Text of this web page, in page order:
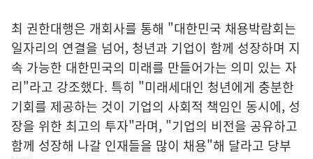
최 권한대행은 개회사를 통해 "대한민국 채용박람회는
일자리의 연결을 넘어, 청년과 기업이 함께 성장하며 지
속 가능한 대한민국의 미래를 만들어가는 의미 있는 자
리"라고 강조했다. 특히 "미래세대인 청년에게 충분한
기회를 제공하는 것이 기업의 사회적 책임인 동시에, 성
장을 위한 최고의 투자"라며, "기업의 비전을 공유하고
함께 성장해 나갈 인재들을 많이 채용"해 달라고 당부